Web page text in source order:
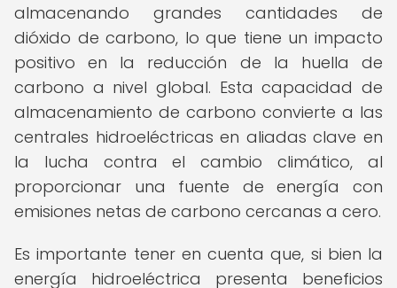
almacenando grandes cantidades de
dióxido de carbono, lo que tiene un impacto
positivo en la reducción de la huella de
carbono a nivel global. Esta capacidad de
almacenamiento de carbono convierte a las
centrales hidroeléctricas en aliadas clave en
la lucha contra el cambio climático, al
proporcionar una fuente de energía con
emisiones netas de carbono cercanas a cero.
Es importante tener en cuenta que, si bien la
energía hidroeléctrica presenta beneficios